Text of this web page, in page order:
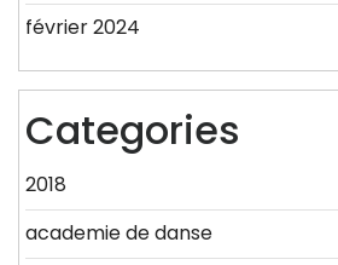
février 2024
Categories
2018
academie de danse